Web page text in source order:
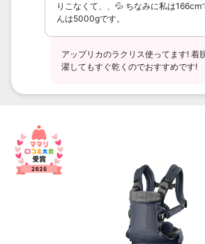
りこなくて、、💦 ちなみに私は166cm
んは5000gです。
アップリカのラクリス使ってます! 着
濯してもすぐ乾くのでおすすめです!